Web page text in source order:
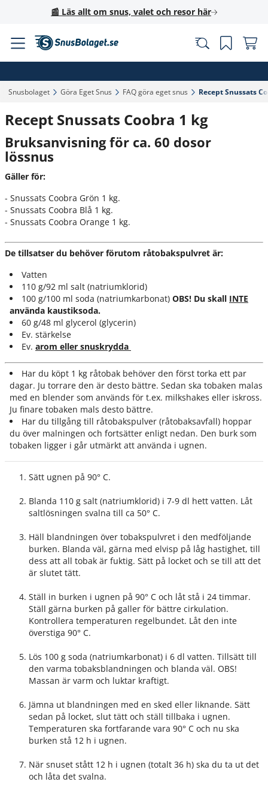
📰 Läs allt om snus, valet och resor här
Snusbolaget‎ Göra Eget Snus‎ FAQ göra eget snus‎ Recept Snussats
Recept Snussats Coobra 1 kg
Bruksanvisning för ca. 60 dosor
lössnus
Gäller för:
- Snussats Coobra Grön 1 kg.
- Snussats Coobra Blå 1 kg.
- Snussats Coobra Orange 1 kg.
De tillsatser du behöver förutom råtobakspulvret är:
Vatten
110 g/92 ml salt (natriumklorid)
100 g/100 ml soda (natriumkarbonat) OBS! Du skall INTE
använda kaustiksoda.
60 g/48 ml glycerol (glycerin)
Ev. stärkelse
Ev. arom eller snuskrydda
Har du köpt 1 kg råtobak behöver den först torka ett par
dagar. Ju torrare den är desto bättre. Sedan ska tobaken malas
med en blender som används för t.ex. milkshakes eller iskross.
Ju finare tobaken mals desto bättre.
Har du tillgång till råtobakspulver (råtobaksavfall) hoppar
du över malningen och fortsätter enligt nedan. Den burk som
tobaken ligger i går utmärkt att använda i ugnen. ​
Sätt ugnen på 90° C.
Blanda 110 g salt (natriumklorid) i 7-9 dl hett vatten. Låt
saltlösningen svalna till ca 50° C.
Häll blandningen över tobakspulvret i den medföljande
burken. Blanda väl, gärna med elvisp på låg hastighet, till
dess att all tobak är fuktig. Sätt på locket och se till att det
är slutet tätt.
Ställ in burken i ugnen på 90° C och låt stå i 24 timmar.
Ställ gärna burken på galler för bättre cirkulation.
Kontrollera temperaturen regelbundet. Låt den inte
överstiga 90° C.
Lös 100 g soda (natriumkarbonat) i 6 dl vatten. Tillsätt till
den varma tobaksblandningen och blanda väl. OBS!
Massan är varm och luktar kraftigt.
Jämna ut blandningen med en sked eller liknande. Sätt
sedan på locket, slut tätt och ställ tillbaka i ugnen.
Temperaturen ska fortfarande vara 90° C och nu ska
burken stå 12 h i ugnen.
När snuset stått 12 h i ugnen (totalt 36 h) ska du ta ut det
och låta det svalna.